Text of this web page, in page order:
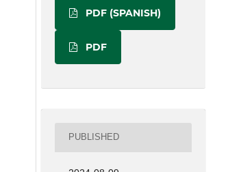
PDF (SPANISH)
PDF
PUBLISHED